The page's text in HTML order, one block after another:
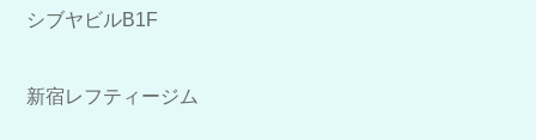
シブヤビルB1F
新宿レフティージム